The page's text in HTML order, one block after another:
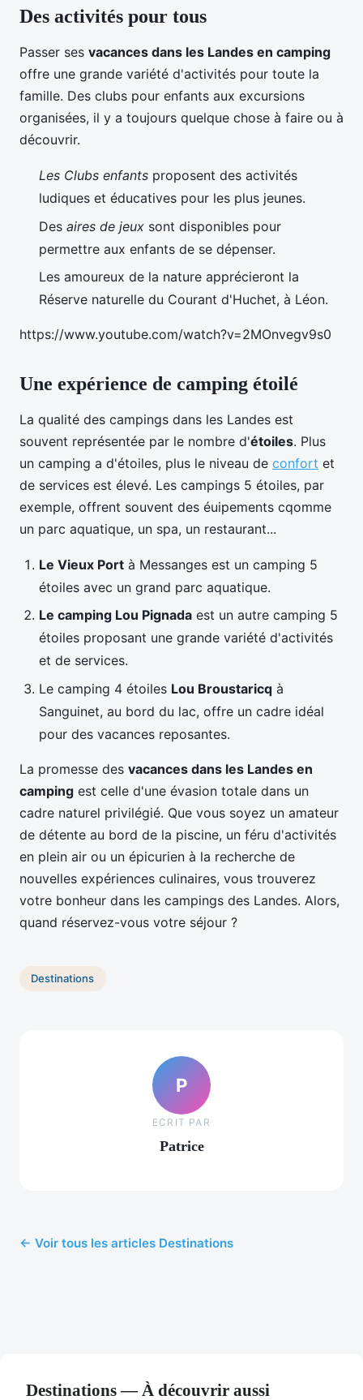
Des activités pour tous
Passer ses vacances dans les Landes en camping
offre une grande variété d'activités pour toute la
famille. Des clubs pour enfants aux excursions
organisées, il y a toujours quelque chose à faire ou à
découvrir.
Les Clubs enfants proposent des activités
ludiques et éducatives pour les plus jeunes.
Des aires de jeux sont disponibles pour
permettre aux enfants de se dépenser.
Les amoureux de la nature apprécieront la
Réserve naturelle du Courant d'Huchet, à Léon.
https://www.youtube.com/watch?v=2MOnvegv9s0
Une expérience de camping étoilé
La qualité des campings dans les Landes est
souvent représentée par le nombre d'étoiles. Plus
un camping a d'étoiles, plus le niveau de confort et
de services est élevé. Les campings 5 étoiles, par
exemple, offrent souvent des éuipements cqomme
un parc aquatique, un spa, un restaurant...
Le Vieux Port à Messanges est un camping 5
étoiles avec un grand parc aquatique.
Le camping Lou Pignada est un autre camping 5
étoiles proposant une grande variété d'activités
et de services.
Le camping 4 étoiles Lou Broustaricq à
Sanguinet, au bord du lac, offre un cadre idéal
pour des vacances reposantes.
La promesse des vacances dans les Landes en
camping est celle d'une évasion totale dans un
cadre naturel privilégié. Que vous soyez un amateur
de détente au bord de la piscine, un féru d'activités
en plein air ou un épicurien à la recherche de
nouvelles expériences culinaires, vous trouverez
votre bonheur dans les campings des Landes. Alors,
quand réservez-vous votre séjour ?
Destinations
P
ECRIT PAR
Patrice
← Voir tous les articles Destinations
Destinations — À découvrir aussi